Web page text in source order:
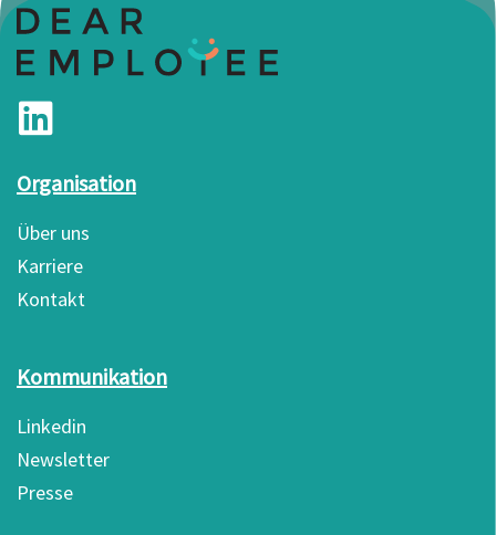
Organisation
Über uns
Karriere
Kontakt
Kommunikation
Linkedin
Newsletter
Presse